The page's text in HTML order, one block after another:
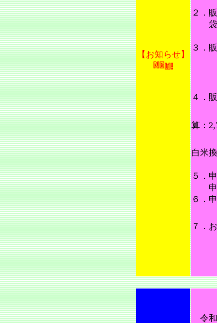
【お知らせ】
２．
袋単
３．
４．
算：
白米
５．
６．
７．
令